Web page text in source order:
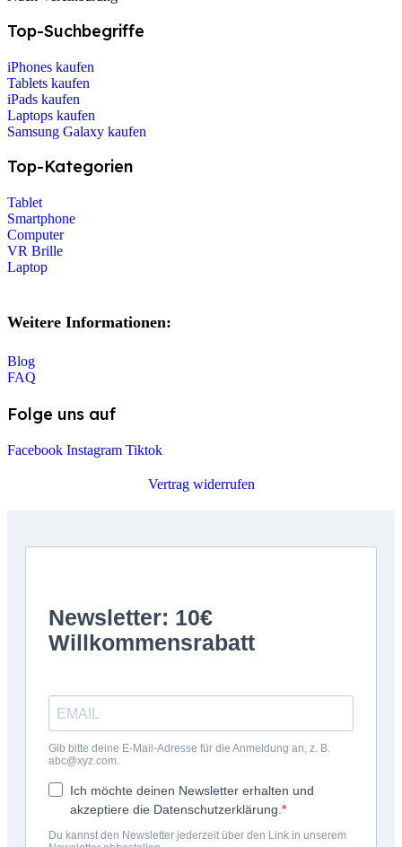
Top-Suchbegriffe
iPhones kaufen
Tablets kaufen
iPads kaufen
Laptops kaufen
Samsung Galaxy kaufen
Top-Kategorien
Tablet
Smartphone
Computer
VR Brille
Laptop
Weitere Informationen:
Blog
FAQ
Folge uns auf
Facebook Instagram Tiktok
Vertrag widerrufen